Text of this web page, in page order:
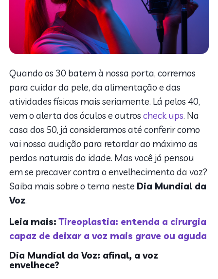
Quando os 30 batem à nossa porta, corremos
para cuidar da pele, da alimentação e das
atividades físicas mais seriamente. Lá pelos 40,
vem o alerta dos óculos e outroscheck ups. Na
casa dos 50, já consideramos até conferir como
vai nossa audição para retardar ao máximo as
perdas naturais da idade. Mas você já pensou
em se precaver contra o envelhecimento da voz?
Saiba mais sobre o tema neste Dia Mundial da
Voz.
Leia mais:Tireoplastia: entenda a cirurgia
capaz de deixar a voz mais grave ou aguda
Dia Mundial da Voz: afinal, a voz
envelhece?